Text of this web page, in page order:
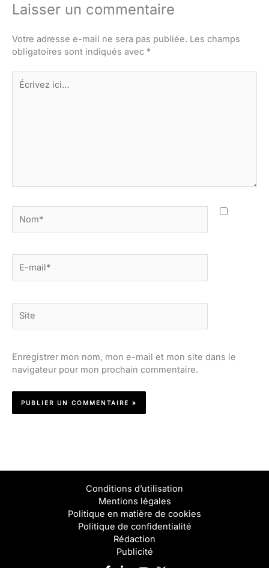
Laisser un commentaire
Votre adresse e-mail ne sera pas publiée. Les champs
obligatoires sont indiqués avec *
Écrivez
ici…
mail*
Enregistrer mon nom, mon e-mail et mon site dans le
navigateur pour mon prochain commentaire.
Conditions d’utilisation
Mentions légales
Politique en matière de cookies
Politique de confidentialité
Rédaction
Publicité